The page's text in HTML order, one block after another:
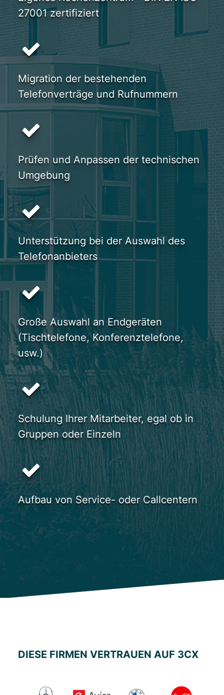
27001 zertifiziert
Migration der bestehenden
Telefonverträge und Rufnummern
Prüfen und Anpassen der technischen
Umgebung
Unterstützung bei der Auswahl des
Telefonanbieters
Große Auswahl an Endgeräten
(Tischtelefone, Konferenztelefone,
usw.)
Schulung Ihrer Mitarbeiter, egal ob in
Gruppen oder Einzeln
Aufbau von Service- oder Callcentern
DIESE FIRMEN VERTRAUEN AUF 3CX